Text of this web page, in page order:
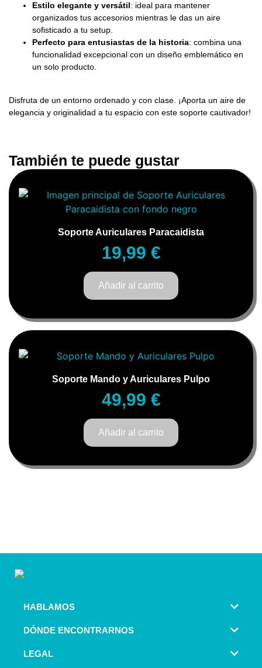
Estilo elegante y versátil: ideal para mantener
organizados tus accesorios mientras le das un aire
sofisticado a tu setup.
Perfecto para entusiastas de la historia: combina una
funcionalidad excepcional con un diseño emblemático en
un solo producto.
Disfruta de un entorno ordenado y con clase. ¡Aporta un aire de
elegancia y originalidad a tu espacio con este soporte cautivador!
También te puede gustar
Soporte Auriculares Paracaidista
19,99 €
Añadir al carrito
Soporte Mando y Auriculares Pulpo
49,99 €
Añadir al carrito
HABLAMOS
DÓNDE ENCONTRARNOS
LEGAL